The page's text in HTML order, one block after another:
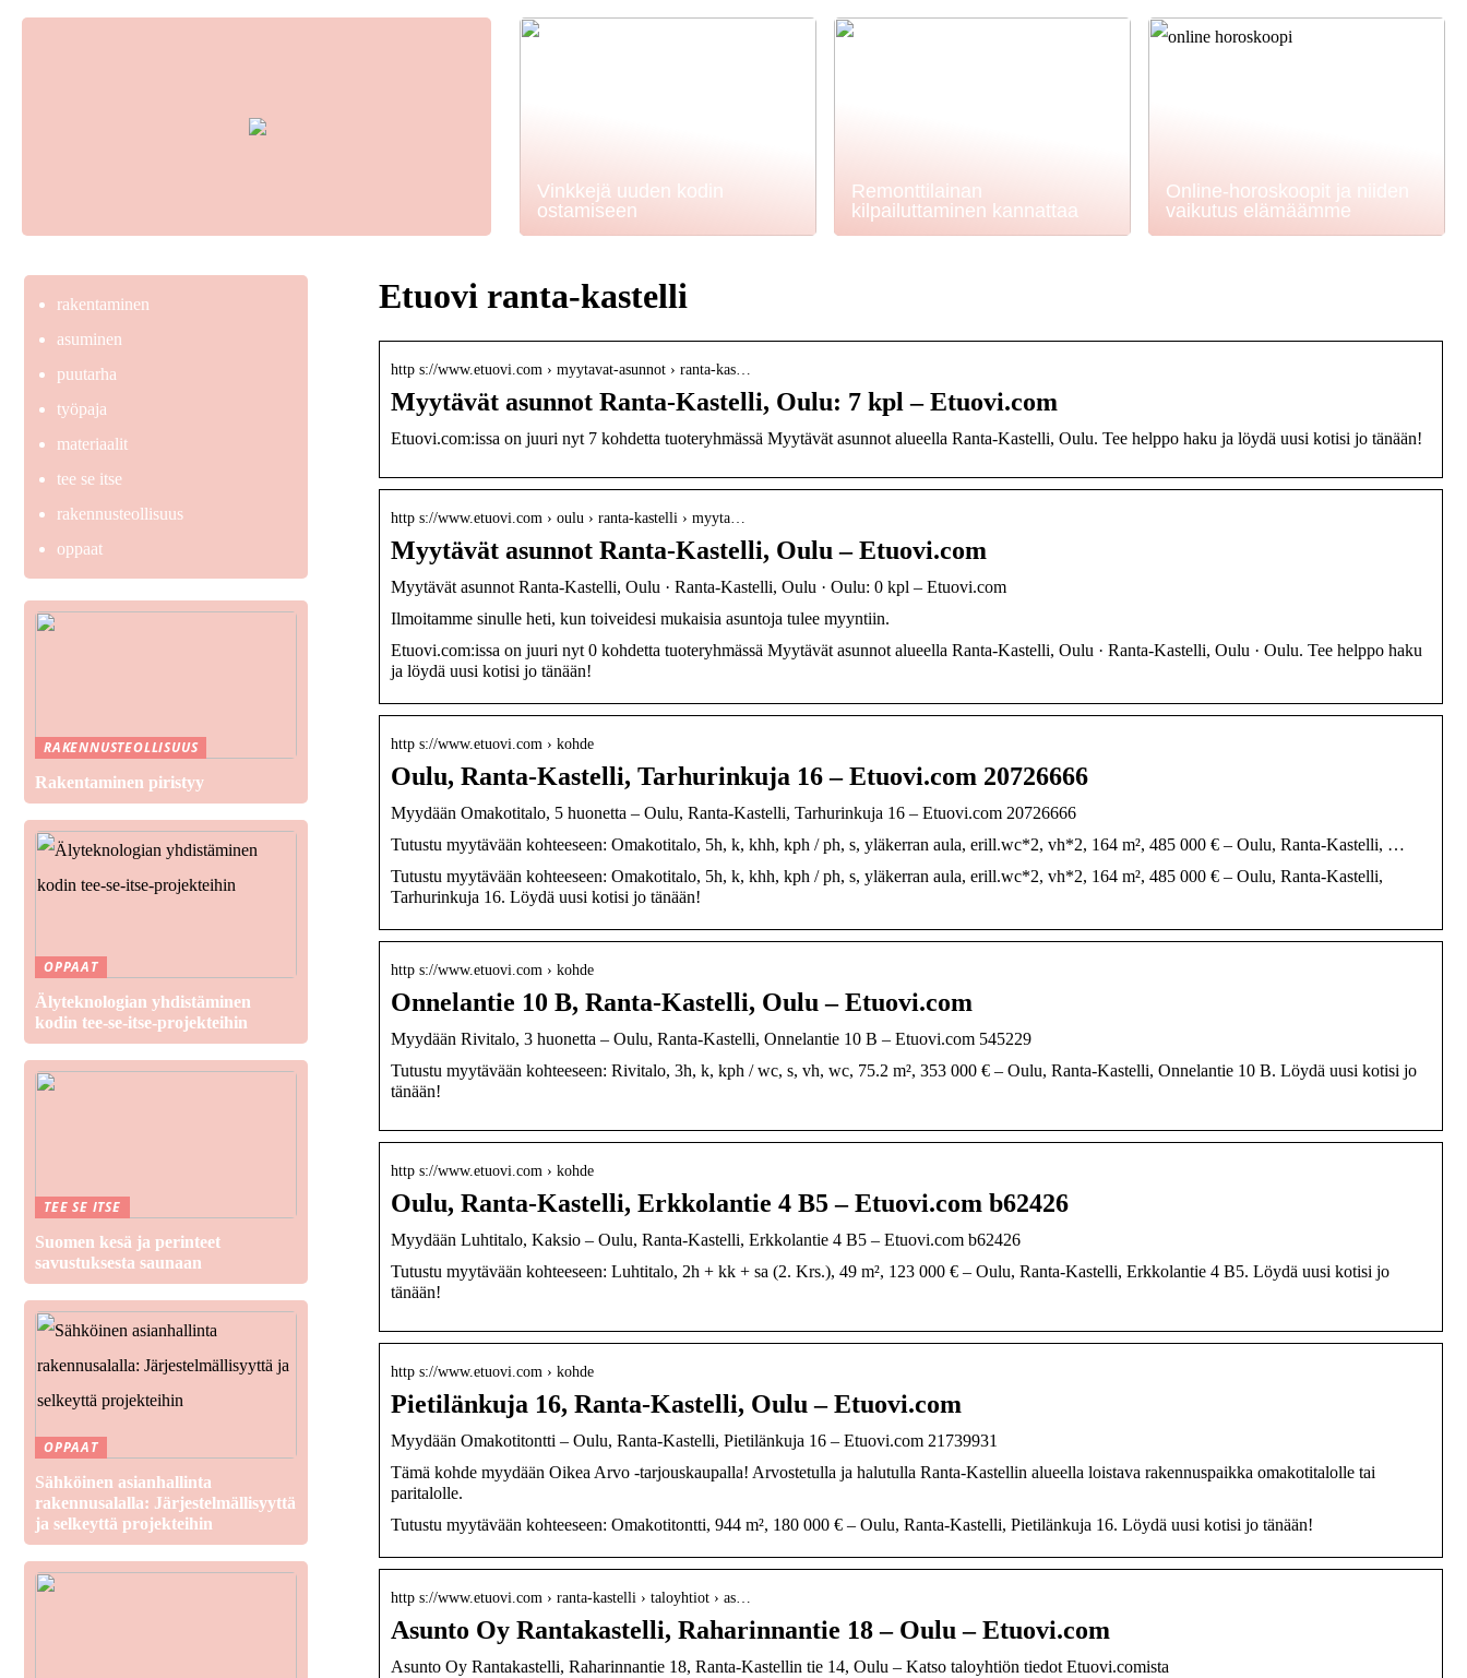
Vinkkejä uuden kodin
ostamiseen
Remonttilainan
kilpailuttaminen kannattaa
Online-horoskoopit ja niiden
vaikutus elämäämme
Etuovi ranta-kastelli
http s://www.etuovi.com › myytavat-asunnot › ranta-kas…
Myytävät asunnot Ranta-Kastelli, Oulu: 7 kpl – Etuovi.com
Etuovi.com:issa on juuri nyt 7 kohdetta tuoteryhmässä Myytävät asunnot alueella Ranta-Kastelli, Oulu. Tee helppo haku ja löydä uusi kotisi jo tänään!
http s://www.etuovi.com › oulu › ranta-kastelli › myyta…
Myytävät asunnot Ranta-Kastelli, Oulu – Etuovi.com
Myytävät asunnot Ranta-Kastelli, Oulu · Ranta-Kastelli, Oulu · Oulu: 0 kpl – Etuovi.com
Ilmoitamme sinulle heti, kun toiveidesi mukaisia asuntoja tulee myyntiin.
Etuovi.com:issa on juuri nyt 0 kohdetta tuoteryhmässä Myytävät asunnot alueella Ranta-Kastelli, Oulu · Ranta-Kastelli, Oulu · Oulu. Tee helppo haku
ja löydä uusi kotisi jo tänään!
http s://www.etuovi.com › kohde
Oulu, Ranta-Kastelli, Tarhurinkuja 16 – Etuovi.com 20726666
Myydään Omakotitalo, 5 huonetta – Oulu, Ranta-Kastelli, Tarhurinkuja 16 – Etuovi.com 20726666
Tutustu myytävään kohteeseen: Omakotitalo, 5h, k, khh, kph / ph, s, yläkerran aula, erill.wc*2, vh*2, 164 m², 485 000 € – Oulu, Ranta-Kastelli, …
Tutustu myytävään kohteeseen: Omakotitalo, 5h, k, khh, kph / ph, s, yläkerran aula, erill.wc*2, vh*2, 164 m², 485 000 € – Oulu, Ranta-Kastelli,
Tarhurinkuja 16. Löydä uusi kotisi jo tänään!
http s://www.etuovi.com › kohde
Onnelantie 10 B, Ranta-Kastelli, Oulu – Etuovi.com
Myydään Rivitalo, 3 huonetta – Oulu, Ranta-Kastelli, Onnelantie 10 B – Etuovi.com 545229
Tutustu myytävään kohteeseen: Rivitalo, 3h, k, kph / wc, s, vh, wc, 75.2 m², 353 000 € – Oulu, Ranta-Kastelli, Onnelantie 10 B. Löydä uusi kotisi jo
tänään!
http s://www.etuovi.com › kohde
Oulu, Ranta-Kastelli, Erkkolantie 4 B5 – Etuovi.com b62426
Myydään Luhtitalo, Kaksio – Oulu, Ranta-Kastelli, Erkkolantie 4 B5 – Etuovi.com b62426
Tutustu myytävään kohteeseen: Luhtitalo, 2h + kk + sa (2. Krs.), 49 m², 123 000 € – Oulu, Ranta-Kastelli, Erkkolantie 4 B5. Löydä uusi kotisi jo
tänään!
http s://www.etuovi.com › kohde
Pietilänkuja 16, Ranta-Kastelli, Oulu – Etuovi.com
Myydään Omakotitontti – Oulu, Ranta-Kastelli, Pietilänkuja 16 – Etuovi.com 21739931
Tämä kohde myydään Oikea Arvo -tarjouskaupalla! Arvostetulla ja halutulla Ranta-Kastellin alueella loistava rakennuspaikka omakotitalolle tai
paritalolle.
Tutustu myytävään kohteeseen: Omakotitontti, 944 m², 180 000 € – Oulu, Ranta-Kastelli, Pietilänkuja 16. Löydä uusi kotisi jo tänään!
http s://www.etuovi.com › ranta-kastelli › taloyhtiot › as…
Asunto Oy Rantakastelli, Raharinnantie 18 – Oulu – Etuovi.com
Asunto Oy Rantakastelli, Raharinnantie 18, Ranta-Kastellin tie 14, Oulu – Katso taloyhtiön tiedot Etuovi.comista
rakentaminen
asuminen
puutarha
työpaja
materiaalit
tee se itse
rakennusteollisuus
oppaat
RAKENNUSTEOLLISUUS
Rakentaminen piristyy
OPPAAT
Älyteknologian yhdistäminen
kodin tee-se-itse-projekteihin
TEE SE ITSE
Suomen kesä ja perinteet
savustuksesta saunaan
OPPAAT
Sähköinen asianhallinta
rakennusalalla: Järjestelmällisyyttä
ja selkeyttä projekteihin